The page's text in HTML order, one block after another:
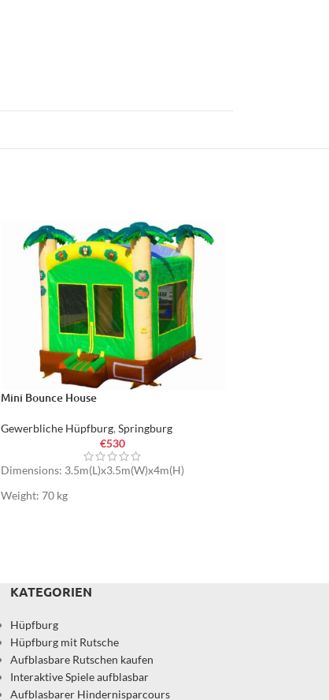
Mini Bounce House
Gewerbliche Hüpfburg, Springburg
€530
Dimensions: 3.5m(L)x3.5m(W)x4m(H)
Weight: 70 kg
KATEGORIEN
Hüpfburg
Hüpfburg mit Rutsche
Aufblasbare Rutschen kaufen
Interaktive Spiele aufblasbar
Aufblasbarer Hindernisparcours